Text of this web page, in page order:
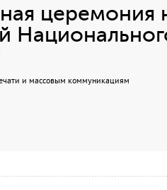
церемония
и массовым коммуникациям